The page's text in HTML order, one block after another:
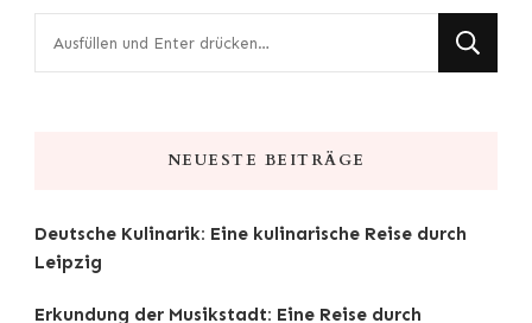
NEUESTE BEITRÄGE
Deutsche Kulinarik: Eine kulinarische Reise durch
Leipzig
Erkundung der Musikstadt: Eine Reise durch